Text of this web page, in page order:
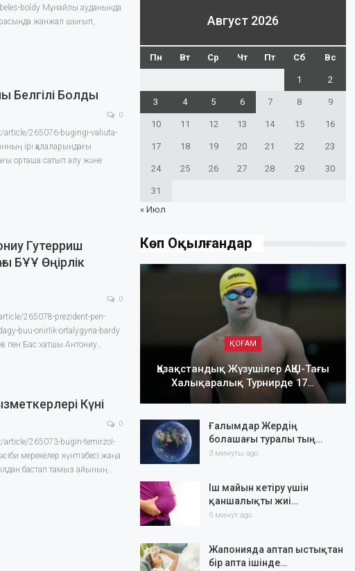
boldy Мұнайлы ауданында
арасында жанжал шығып,
Белгілі Болды
0
265076-bugingi-valiuta-
ірі қалаларындағы
орташа сатып алу және
Гутерриш
БҰҰ Өңірлік
0
265078-prezident-pen-
buu-onirlik-ortalygyna-bardy
пен Бас хатшы Антониу…
Күні
0
265073-bugin-temirzol-
мерекелер күнтізбесі жаңа
бастап тамыз айының…
Август 2026
Пн Вт Ср Чт Пт Сб Вс
1 2
3 4 5 6 7 8 9
10 11 12 13 14 15 16
17 18 19 20 21 22 23
24 25 26 27 28 29 30
31
« Июл
Көп Оқылғандар
ҚОҒАМ
Қазақстандық Жүзушілер АҚШ-Тағы
Халықаралық Турнирде 17…
Ғалымдар Жердің
болашағы туралы тың…
3 минуты ago
Іш майын кетіру үшін
қаншалықты жиі…
5 минут ago
Жапонияда аптап ыстықтан
бір апта ішінде…